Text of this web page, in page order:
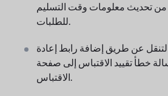
من تحديث معلومات وقت التسليم
للطلبات.
عن طريق إضافة رابط إعادة
خطأ تقييد الاقتباس إلى صفحة
الاقتباس.